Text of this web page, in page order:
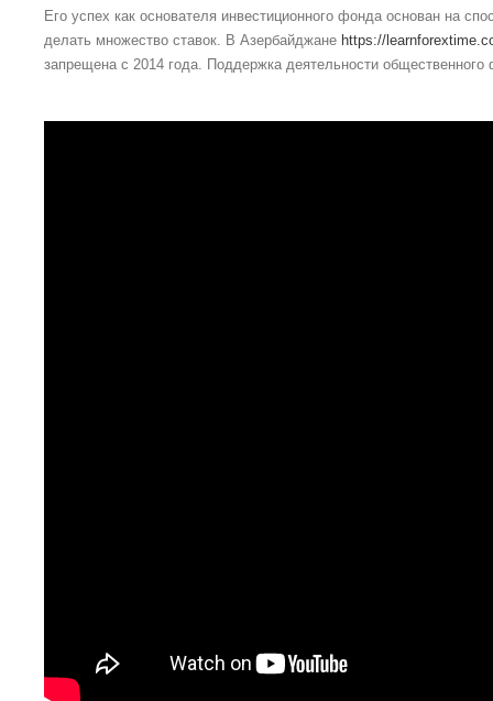
Его успех как основателя инвестиционного фонда основан на
делать множество ставок. В Азербайджане https://
запрещена с 2014 года. Поддержка деятельности